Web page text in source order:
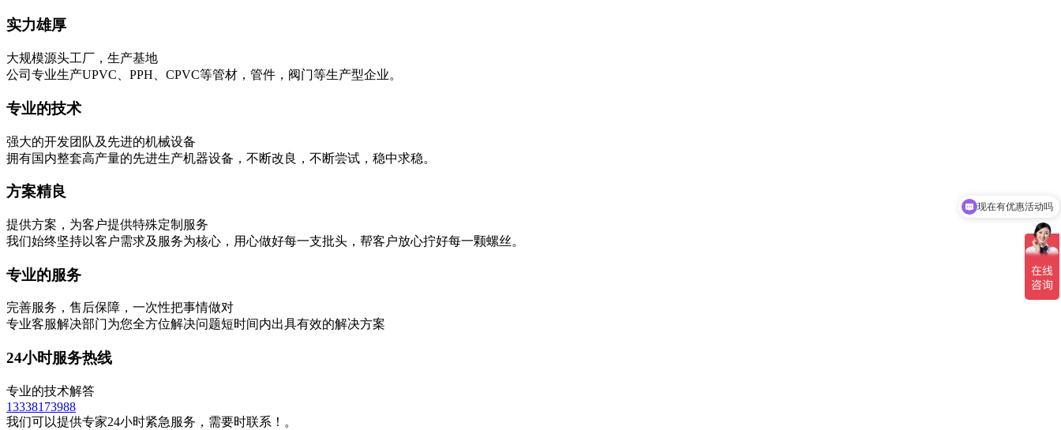
实力雄厚
大规模源头工厂，生产基地
公司专业生产UPVC、PPH、CPVC等管材，管件，阀门等生产型企业。
专业的技术
强大的开发团队及先进的机械设备
拥有国内整套高产量的先进生产机器设备，不断改良，不断尝试，稳中求稳。
方案精良
提供方案，为客户提供特殊定制服务
我们始终坚持以客户需求及服务为核心，用心做好每一支批头，帮客户放心拧好每一颗螺丝。
专业的服务
完善服务，售后保障，一次性把事情做对
专业客服解决部门为您全方位解决问题短时间内出具有效的解决方案
24小时服务热线
专业的技术解答
13338173988
我们可以提供专家24小时紧急服务，需要时联系！。
可以介绍下你们的产品么